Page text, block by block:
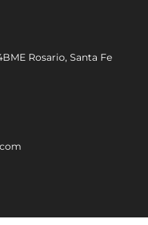
Rosario, Santa Fe